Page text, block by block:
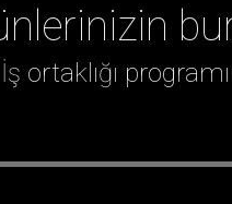
İş ortaklığı